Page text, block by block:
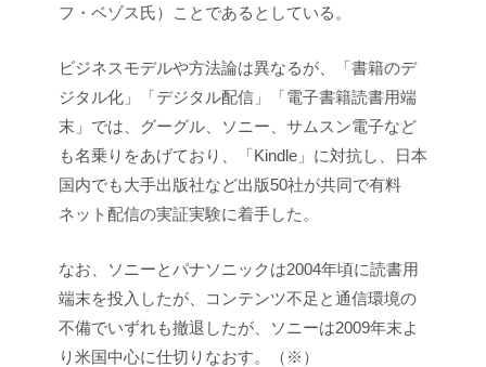
フ・ベゾス氏）ことであるとしている。
ビジネスモデルや方法論は異なるが、「書籍のデ
ジタル化」「デジタル配信」「電子書籍読書用端
末」では、グーグル、ソニー、サムスン電子など
も名乗りをあげており、「Kindle」に対抗し、日本
国内でも大手出版社など出版50社が共同で有料
ネット配信の実証実験に着手した。
なお、ソニーとパナソニックは2004年頃に読書用
端末を投入したが、コンテンツ不足と通信環境の
不備でいずれも撤退したが、ソニーは2009年末よ
り米国中心に仕切りなおす。（※）